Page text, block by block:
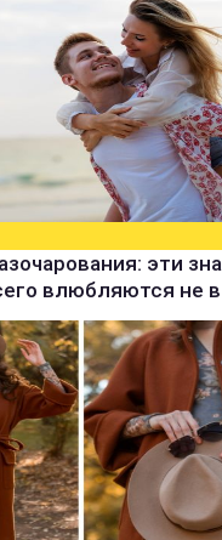
эти
влюбляются не в